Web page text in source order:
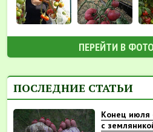
ПЕРЕЙТИ В
ПОСЛЕДНИЕ СТАТЬИ
Конец июля
с